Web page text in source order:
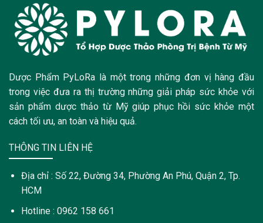
Dược Phẩm PyLoRa là một trong những đơn vị hàng đầu
trong việc đưa ra thị trường những giải pháp sức khỏe với
sản phẩm dược thảo từ Mỹ giúp phục hồi sức khỏe một
cách tối ưu, an toàn và hiệu quả.
THÔNG TIN LIÊN HỆ
Địa chỉ : Số 22, Đường 34, Phường An Phú, Quận 2, Tp.
HCM
Hotline : 0962 158 661